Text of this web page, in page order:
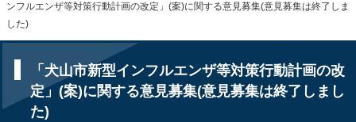
ンフルエンザ等対策行動計画の改定」(案)に関する意見募集(意見募集は終了しま
した)
「犬山市新型インフルエンザ等対策行動計画の改
定」(案)に関する意見募集(意見募集は終了しまし
た)